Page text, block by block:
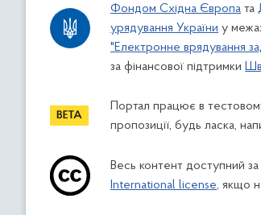
Фондом Східна Європа та
урядування України у
"Електронне врядування
за фінансової підтримки
Портал працює в
пропозиції, будь ласка,
Весь контент доступний за
International license, якщо